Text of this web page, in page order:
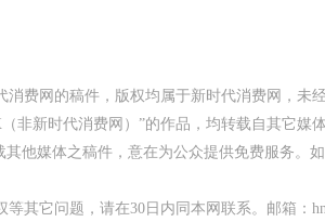
消费网的稿件，版权均属于新时代消费网，未
非新时代消费网）”的作品，均转载自其它
其他媒体之稿件，意在为公众提供免费服务。
其它问题，请在30日内同本网联系。邮箱：